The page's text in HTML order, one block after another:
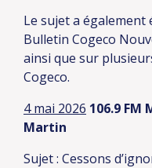
Le sujet a également
Bulletin Cogeco
ainsi que sur
Cogeco.
4 mai 2026 106.9 FM
Martin
Sujet : Cessons